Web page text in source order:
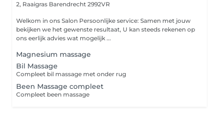
2, Raaigras Barendrecht 2992VR
Welkom in ons Salon Persoonlijke service: Samen met jouw
bekijken we het gewenste resultaat, U kan steeds rekenen op
ons eerlijk advies wat mogelijk ...
Magnesium massage
Bil Massage
Compleet bil massage met onder rug
Been Massage compleet
Compleet been massage